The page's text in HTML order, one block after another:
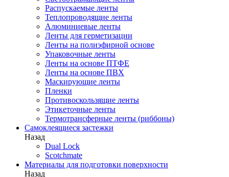
Распускаемые ленты
Теплопроводящие ленты
Алюминиевые ленты
Ленты для герметизации
Ленты на полиэфирной основе
Упаковочные ленты
Ленты на основе ПТФЕ
Ленты на основе ПВХ
Маскирующие ленты
Пленки
Противоскользящие ленты
Этикеточные ленты
Термотрансферные ленты (риббоны)
Cамоклеящиеся застежки
Назад
Dual Lock
Scotchmate
Материалы для подготовки поверхности
Назад